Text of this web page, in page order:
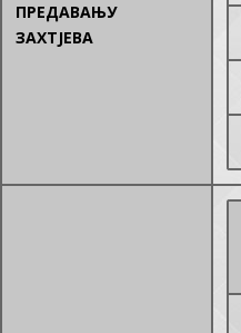
ПРЕДАВАЊУ
ЗАХТЈЕВА